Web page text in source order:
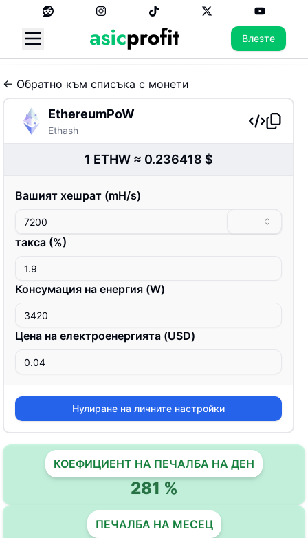
Влезте
← Обратно към списъка с монети
EthereumPoW
Ethash
1 ETHW≈ 0.236418 $
Вашият хешрат (mH/s)
такса (%)
Консумация на енергия (W)
Цена на електроенергията (USD)
Нулиране на личните настройки
КОЕФИЦИЕНТ НА ПЕЧАЛБА НА ДЕН
281 %
ПЕЧАЛБА НА МЕСЕЦ